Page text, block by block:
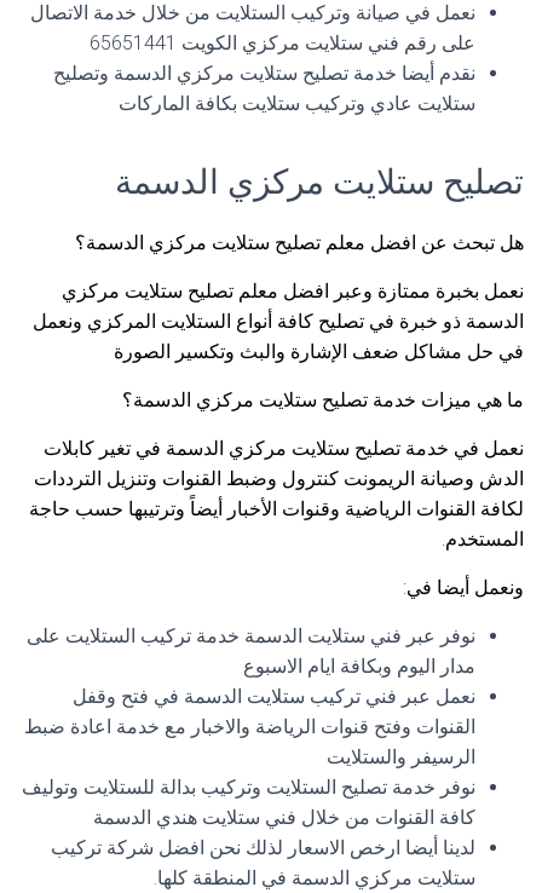
نعمل في صيانة وتركيب الستلايت من خلال خدمة الاتصال
على رقم فني ستلايت مركزي الكويت 65651441
نقدم أيضا خدمة تصليح ستلايت مركزي الدسمة وتصليح
ستلايت عادي وتركيب ستلايت بكافة الماركات
تصليح ستلايت مركزي الدسمة
هل تبحث عن افضل معلم تصليح ستلايت مركزي الدسمة؟
نعمل بخبرة ممتازة وعبر افضل معلم تصليح ستلايت مركزي
الدسمة ذو خبرة في تصليح كافة أنواع الستلايت المركزي ونعمل
في حل مشاكل ضعف الإشارة والبث وتكسير الصورة
ما هي ميزات خدمة تصليح ستلايت مركزي الدسمة؟
نعمل في خدمة تصليح ستلايت مركزي الدسمة في تغير كابلات
الدش وصيانة الريمونت كنترول وضبط القنوات وتنزيل الترددات
لكافة القنوات الرياضية وقنوات الأخبار أيضاً وترتيبها حسب حاجة
المستخدم.
ونعمل أيضا في:
نوفر عبر فني ستلايت الدسمة خدمة تركيب الستلايت على
مدار اليوم وبكافة ايام الاسبوع
نعمل عبر فني تركيب ستلايت الدسمة في فتح وقفل
القنوات وفتح قنوات الرياضة والاخبار مع خدمة اعادة ضبط
الرسيفر والستلايت
نوفر خدمة تصليح الستلايت وتركيب بدالة للستلايت وتوليف
كافة القنوات من خلال فني ستلايت هندي الدسمة
لدينا أيضا ارخص الاسعار لذلك نحن افضل شركة تركيب
ستلايت مركزي الدسمة في المنطقة كلها.